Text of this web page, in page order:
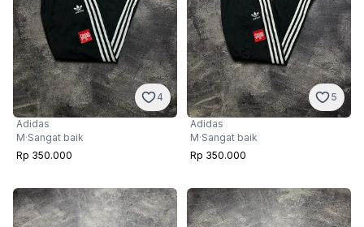
4
Adidas
M·Sangat baik
Rp 350.000
5
Adidas
M·Sangat baik
Rp 350.000